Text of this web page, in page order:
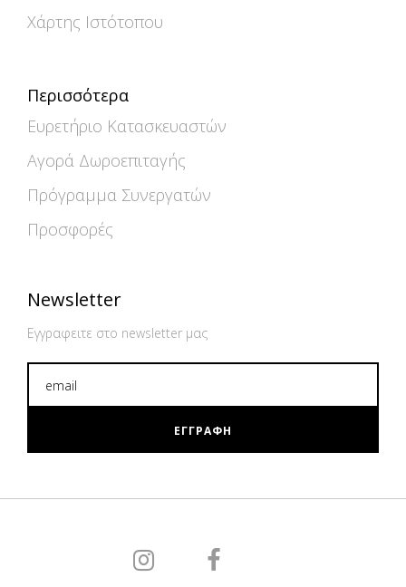
Χάρτης Ιστότοπου
Περισσότερα
Ευρετήριο Κατασκευαστών
Αγορά Δωροεπιταγής
Πρόγραμμα Συνεργατών
Προσφορές
Newsletter
Εγγραφειτε στο newsletter μας
ΕΓΓΡΑΦΗ